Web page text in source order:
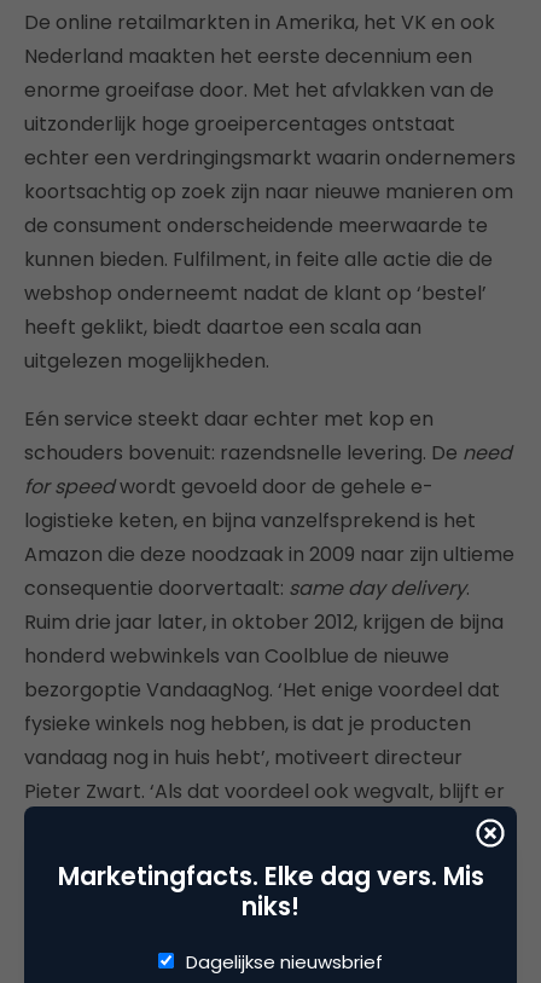
De online retailmarkten in Amerika, het VK en ook
Nederland maakten het eerste decennium een
enorme groeifase door. Met het afvlakken van de
uitzonderlijk hoge groeipercentages ontstaat
echter een verdringingsmarkt waarin ondernemers
koortsachtig op zoek zijn naar nieuwe manieren om
de consument onderscheidende meerwaarde te
kunnen bieden. Fulfilment, in feite alle actie die de
webshop onderneemt nadat de klant op ‘bestel’
heeft geklikt, biedt daartoe een scala aan
uitgelezen mogelijkheden.
Eén service steekt daar echter met kop en
schouders bovenuit: razendsnelle levering. De need
for speedwordt gevoeld door de gehele e-
logistieke keten, en bijna vanzelfsprekend is het
Amazon die deze noodzaak in 2009 naar zijn ultieme
consequentie doorvertaalt: same day delivery.
Ruim drie jaar later, in oktober 2012, krijgen de bijna
honderd webwinkels van Coolblue de nieuwe
bezorgoptie VandaagNog. ‘Het enige voordeel dat
fysieke winkels nog hebben, is dat je producten
vandaag nog in huis hebt’, motiveert directeur
Pieter Zwart. ‘Als dat voordeel ook wegvalt, blijft er
Facebook en Amazon worden
Marketingfacts. Elke dag vers. Mis
niks!
Dagelijkse nieuwsbrief